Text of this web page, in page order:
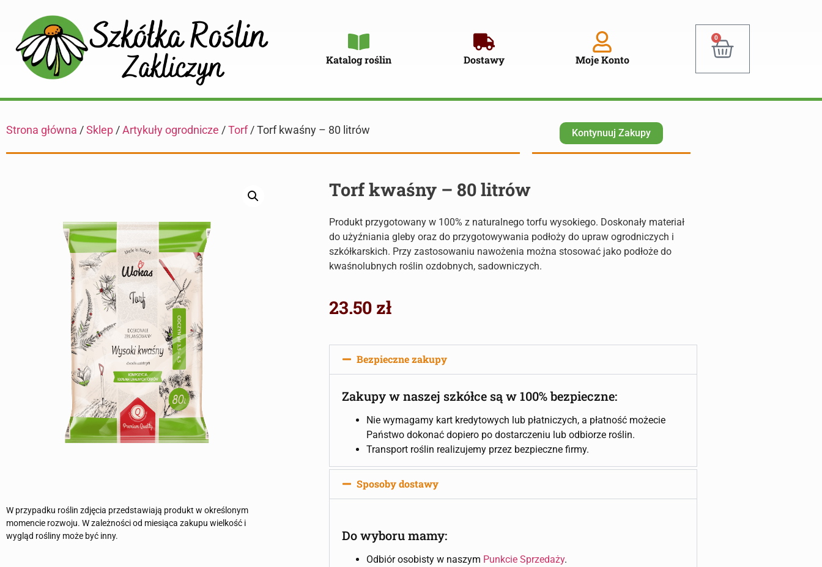
Katalog roślin Dostawy Moje Konto
0
Strona główna / Sklep / Artykuły ogrodnicze / Torf / Torf kwaśny – 80 litrów Kontynuuj Zakupy
W przypadku roślin zdjęcia przedstawiają produkt w określonym
momencie rozwoju. W zależności od miesiąca zakupu wielkość i
wygląd rośliny może być inny.
Torf kwaśny – 80 litrów
Produkt przygotowany w 100% z naturalnego torfu wysokiego. Doskonały materiał
do użyźniania gleby oraz do przygotowywania podłoży do upraw ogrodniczych i
szkółkarskich. Przy zastosowaniu nawożenia można stosować jako podłoże do
kwaśnolubnych roślin ozdobnych, sadowniczych.
23.50 zł
Bezpieczne zakupy
Zakupy w naszej szkółce są w 100% bezpieczne:
Nie wymagamy kart kredytowych lub płatniczych, a płatność możecie
Państwo dokonać dopiero po dostarczeniu lub odbiorze roślin.
Transport roślin realizujemy przez bezpieczne firmy.
Sposoby dostawy
Do wyboru mamy:
Odbiór osobisty w naszym Punkcie Sprzedaży.